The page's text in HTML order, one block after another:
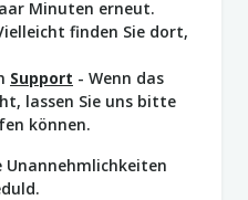
Minuten erneut.
finden Sie dort,
Support - Wenn das
lassen Sie uns bitte
können.